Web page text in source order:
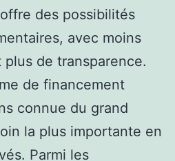
des possibilités
avec moins
plus de transparence.
de financement
connue du grand
la plus importante en
Parmi les